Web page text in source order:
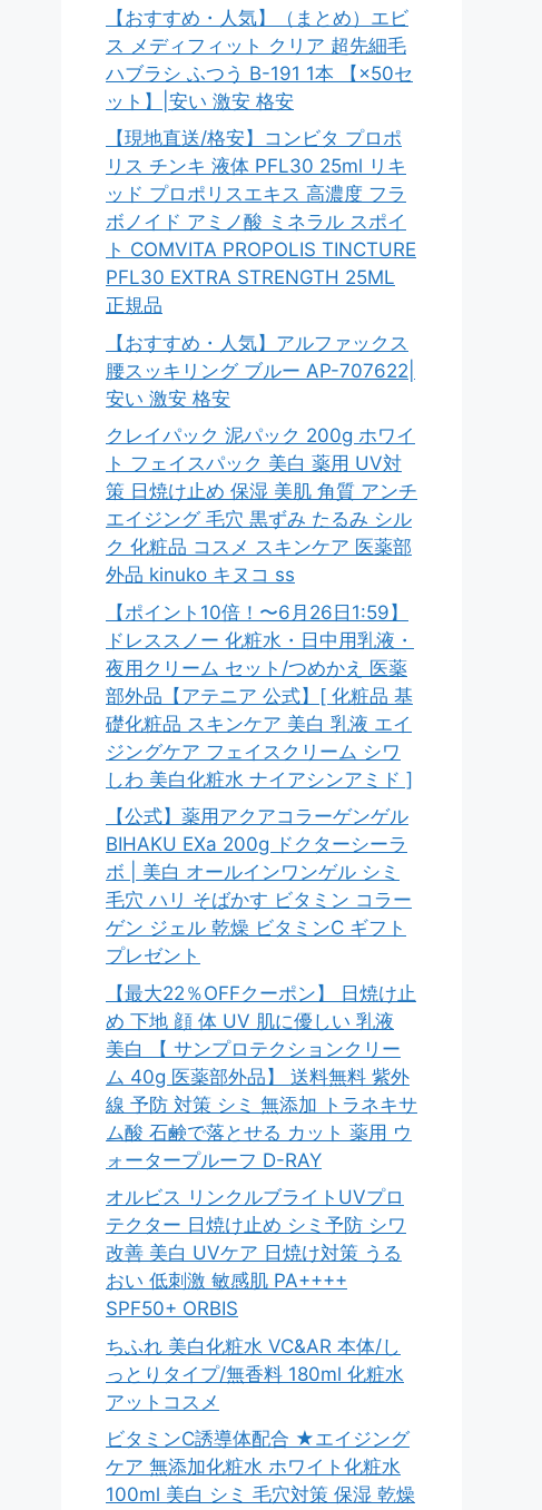
【おすすめ・人気】（まとめ）エビ
ス メディフィット クリア 超先細毛
ハブラシ ふつう B-191 1本 【×50セ
ット】|安い 激安 格安
【現地直送/格安】コンビタ プロポ
リス チンキ 液体 PFL30 25ml リキ
ッド プロポリスエキス 高濃度 フラ
ボノイド アミノ酸 ミネラル スポイ
ト COMVITA PROPOLIS TINCTURE
PFL30 EXTRA STRENGTH 25ML
正規品
【おすすめ・人気】アルファックス
腰スッキリング ブルー AP-707622|
安い 激安 格安
クレイパック 泥パック 200g ホワイ
ト フェイスパック 美白 薬用 UV対
策 日焼け止め 保湿 美肌 角質 アンチ
エイジング 毛穴 黒ずみ たるみ シル
ク 化粧品 コスメ スキンケア 医薬部
外品 kinuko キヌコ ss
【ポイント10倍！〜6月26日1:59】
ドレススノー 化粧水・日中用乳液・
夜用クリーム セット/つめかえ 医薬
部外品【アテニア 公式】[ 化粧品 基
礎化粧品 スキンケア 美白 乳液 エイ
ジングケア フェイスクリーム シワ
しわ 美白化粧水 ナイアシンアミド ]
【公式】薬用アクアコラーゲンゲル
BIHAKU EXa 200g ドクターシーラ
ボ | 美白 オールインワンゲル シミ
毛穴 ハリ そばかす ビタミン コラー
ゲン ジェル 乾燥 ビタミンC ギフト
プレゼント
【最大22％OFFクーポン】 日焼け止
め 下地 顔 体 UV 肌に優しい 乳液
美白 【 サンプロテクションクリー
ム 40g 医薬部外品】 送料無料 紫外
線 予防 対策 シミ 無添加 トラネキサ
ム酸 石鹸で落とせる カット 薬用 ウ
ォータープルーフ D-RAY
オルビス リンクルブライトUVプロ
テクター 日焼け止め シミ予防 シワ
改善 美白 UVケア 日焼け対策 うる
おい 低刺激 敏感肌 PA++++
SPF50+ ORBIS
ちふれ 美白化粧水 VC&AR 本体/し
っとりタイプ/無香料 180ml 化粧水
アットコスメ
ビタミンC誘導体配合 ★エイジング
ケア 無添加化粧水 ホワイト化粧水
100ml 美白 シミ 毛穴対策 保湿 乾燥